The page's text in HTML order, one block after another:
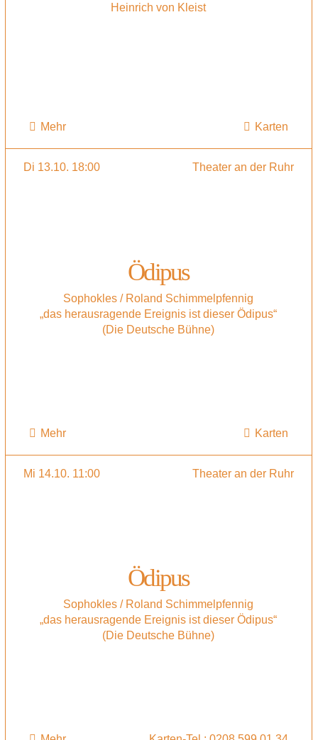
Heinrich von Kleist
Mehr Karten
Di 13.10. 18:00 Theater an der Ruhr
Ödipus
Sophokles / Roland Schimmelpfennig
„das herausragende Ereignis ist dieser Ödipus“
(Die Deutsche Bühne)
Mehr Karten
Mi 14.10. 11:00 Theater an der Ruhr
Ödipus
Sophokles / Roland Schimmelpfennig
„das herausragende Ereignis ist dieser Ödipus“
(Die Deutsche Bühne)